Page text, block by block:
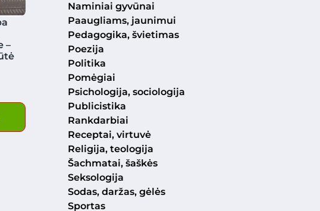
–
Naminiai gyvūnai
Paaugliams, jaunimui
Pedagogika, švietimas
Poezija
Politika
Pomėgiai
Psichologija, sociologija
Publicistika
Rankdarbiai
Receptai, virtuvė
Religija, teologija
Šachmatai, šaškės
Seksologija
Sodas, daržas, gėlės
Sportas